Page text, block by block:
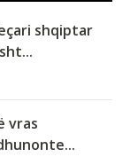
shqiptar
vras